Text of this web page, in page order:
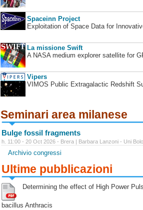
Spaceinn Project
Exploitation of Space Data for
La missione Swift
A NASA medium explorer satellite for
Vipers
VIMOS Public Extragalactic Redshift
Seminari area milanese
Bulge fossil fragments
h. 11:00 - 20 Oct 2026 - Brera | Barbara Lanzoni - Uni
Archivio congressi
Ultime pubblicazioni
Determining the effect of High Power
bacillus Anthracis